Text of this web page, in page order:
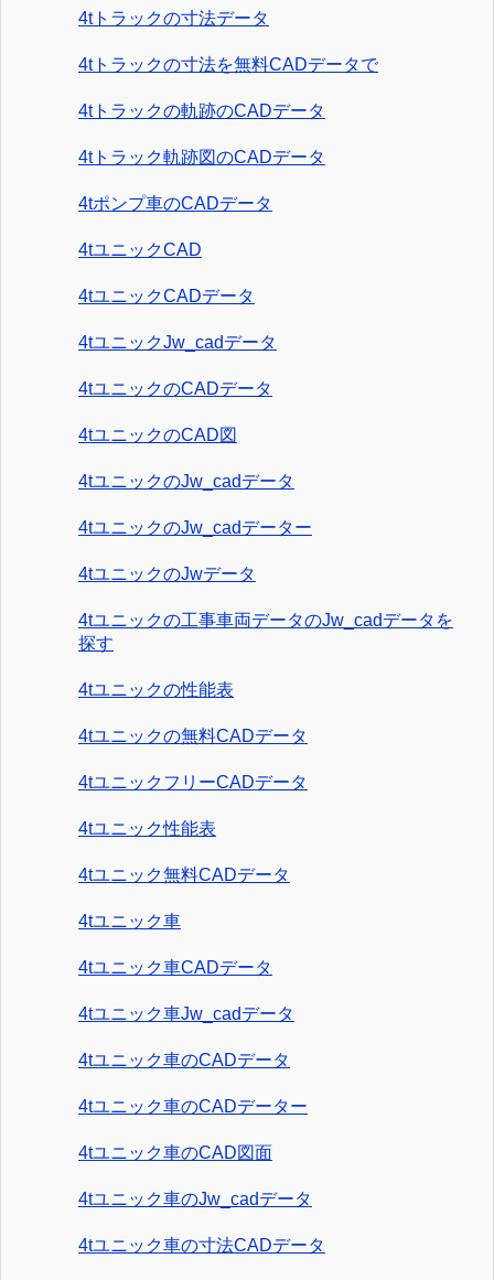
4tトラックの寸法データ
4tトラックの寸法を無料CADデータで
4tトラックの軌跡のCADデータ
4tトラック軌跡図のCADデータ
4tポンプ車のCADデータ
4tユニックCAD
4tユニックCADデータ
4tユニックJw_cadデータ
4tユニックのCADデータ
4tユニックのCAD図
4tユニックのJw_cadデータ
4tユニックのJw_cadデーター
4tユニックのJwデータ
4tユニックの工事車両データのJw_cadデータを
探す
4tユニックの性能表
4tユニックの無料CADデータ
4tユニックフリーCADデータ
4tユニック性能表
4tユニック無料CADデータ
4tユニック車
4tユニック車CADデータ
4tユニック車Jw_cadデータ
4tユニック車のCADデータ
4tユニック車のCADデーター
4tユニック車のCAD図面
4tユニック車のJw_cadデータ
4tユニック車の寸法CADデータ